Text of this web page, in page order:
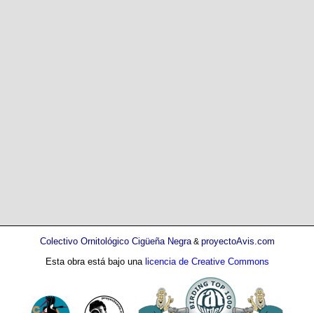
Colectivo Ornitológico Cigüeña Negra& proyectoAvis.com
Esta obra está bajo una licencia de Creative Commons